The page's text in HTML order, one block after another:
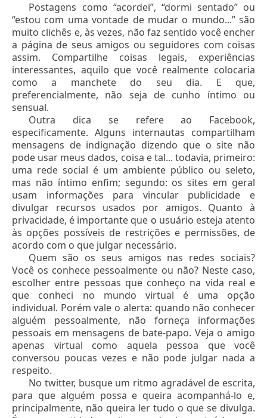
Postagens como “acordei”, “dormi sentado” ou
“estou com uma vontade de mudar o mundo...” são
muito clichês e, às vezes, não faz sentido você encher
a página de seus amigos ou seguidores com coisas
assim. Compartilhe coisas legais, experiências
interessantes, aquilo que você realmente colocaria
como a manchete do seu dia. E que,
preferencialmente, não seja de cunho íntimo ou
sensual.
Outra dica se refere ao Facebook,
especificamente. Alguns internautas compartilham
mensagens de indignação dizendo que o site não
pode usar meus dados, coisa e tal... todavia, primeiro:
uma rede social é um ambiente público ou seleto,
mas não íntimo enfim; segundo: os sites em geral
usam informações para vincular publicidade e
divulgar recursos usados por amigos. Quanto à
privacidade, é importante que o usuário esteja atento
às opções possíveis de restrições e permissões, de
acordo com o que julgar necessário.
Quem são os seus amigos nas redes sociais?
Você os conhece pessoalmente ou não? Neste caso,
escolher entre pessoas que conheço na vida real e
que conheci no mundo virtual é uma opção
individual. Porém vale o alerta: quando não conhecer
alguém pessoalmente, não forneça informações
pessoais em mensagens de bate-papo. Veja o amigo
apenas virtual como aquela pessoa que você
conversou poucas vezes e não pode julgar nada a
respeito.
No twitter, busque um ritmo agradável de escrita,
para que alguém possa e queira acompanhá-lo e,
principalmente, não queira ler tudo o que se divulga.